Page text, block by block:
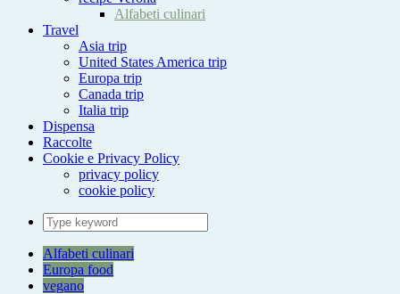
Alfabeti culinari
Travel
Asia trip
United States America trip
Europa trip
Canada trip
Italia trip
Dispensa
Raccolte
Cookie e Privacy Policy
privacy policy
cookie policy
Search
for:
Alfabeti culinari
Europa food
vegano